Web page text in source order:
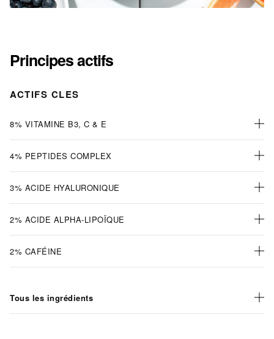
Principes actifs
ACTIFS CLES
8% VITAMINE B3, C & E
4% PEPTIDES COMPLEX
3% ACIDE HYALURONIQUE
2% ACIDE ALPHA-LIPOÏQUE
2% CAFÉINE
Tous les ingrédients